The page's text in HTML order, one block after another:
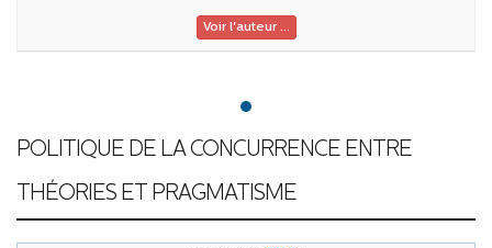
Voir l'auteur ...
POLITIQUE DE LA CONCURRENCE ENTRE
THÉORIES ET PRAGMATISME